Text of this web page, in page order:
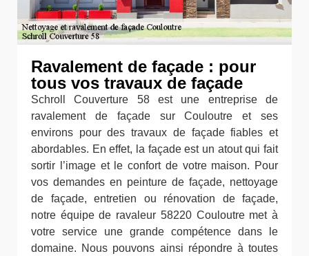
Ravalement de façade : pour
tous vos travaux de façade
Schroll Couverture 58 est une entreprise de
ravalement de façade sur Couloutre et ses
environs pour des travaux de façade fiables et
abordables. En effet, la façade est un atout qui fait
sortir l’image et le confort de votre maison. Pour
vos demandes en peinture de façade, nettoyage
de façade, entretien ou rénovation de façade,
notre équipe de ravaleur 58220 Couloutre met à
votre service une grande compétence dans le
domaine. Nous pouvons ainsi répondre à toutes